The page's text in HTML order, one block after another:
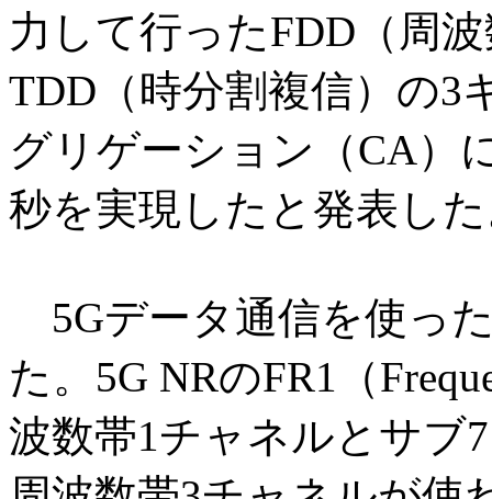
力して行ったFDD（周
TDD（時分割複信）の3
グリゲーション（CA）
秒を実現したと発表し
5Gデータ通信を使っ
た。5G NRのFR1（
波数帯1チャネルとサブ